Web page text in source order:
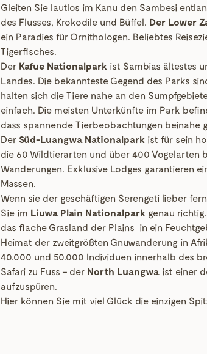
Gleiten Sie lautlos im Kanu den Sambesi
des Flusses, Krokodile und Büffel. Der Lower
ein Paradies für Ornithologen. Beliebtes
Tigerfisches.
Der Kafue Nationalpark ist Sambias ältestes
Landes. Die bekannteste Gegend des Parks
halten sich die Tiere nahe an den
einfach. Die meisten Unterkünfte im Park
dass spannende Tierbeobachtungen beinahe
Der Süd-Luangwa Nationalpark ist für sein
die 60 Wildtierarten und über 400 Vogelarten
Wanderungen. Exklusive Lodges garantieren
Massen.
Wenn sie der geschäftigen Serengeti lieber
Sie im Liuwa Plain Nationalpark genau
das flache Grasland der Plains in ein
Heimat der zweitgrößten Gnuwanderung in
40.000 und 50.000 Individuen innerhalb des
Safari zu Fuss – der North Luangwa ist einer
aufzuspüren.
Hier können Sie mit viel Glück die einzigen